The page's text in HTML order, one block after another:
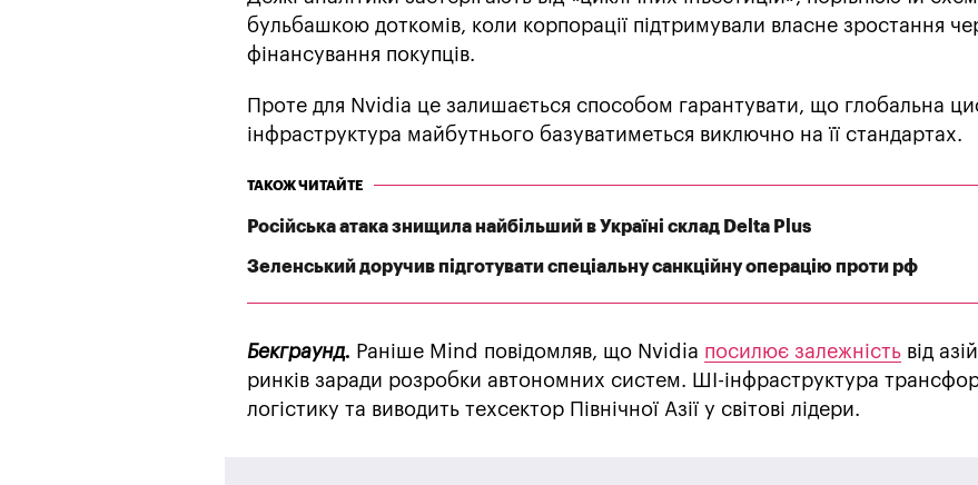
бульбашкою доткомів, коли корпорації підтримували власне зростання
фінансування покупців.
Проте для Nvidia це залишається способом гарантувати, що глобальна
інфраструктура майбутнього базуватиметься виключно на її стандартах.
ТАКОЖ ЧИТАЙТЕ
Російська атака знищила найбільший в Україні склад Delta Plus
Зеленський доручив підготувати спеціальну санкційну операцію проти рф
Бекграунд. Раніше Mind повідомляв, що Nvidia посилює залежність від
ринків заради розробки автономних систем. ШІ-інфраструктура
логістику та виводить техсектор Північної Азії у світові лідери.